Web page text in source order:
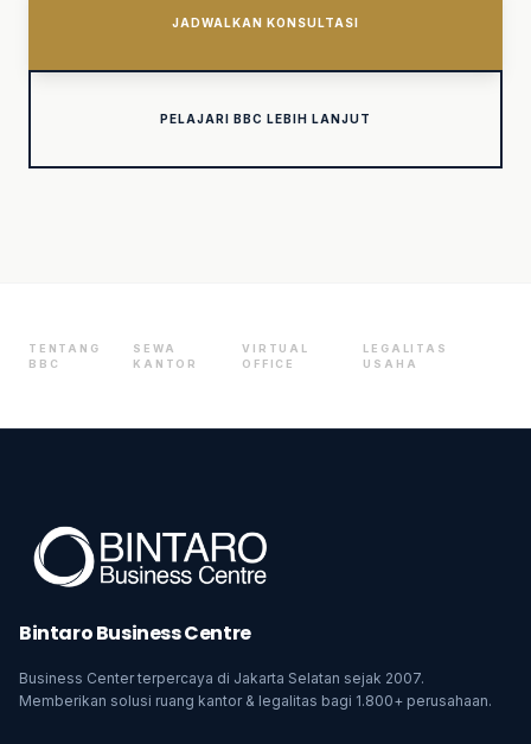
JADWALKAN KONSULTASI
PELAJARI BBC LEBIH LANJUT
TENTANG
BBC
SEWA
KANTOR
VIRTUAL
OFFICE
LEGALITAS
USAHA
Bintaro Business Centre
Business Center terpercaya di Jakarta Selatan sejak 2007.
Memberikan solusi ruang kantor & legalitas bagi 1.800+ perusahaan.